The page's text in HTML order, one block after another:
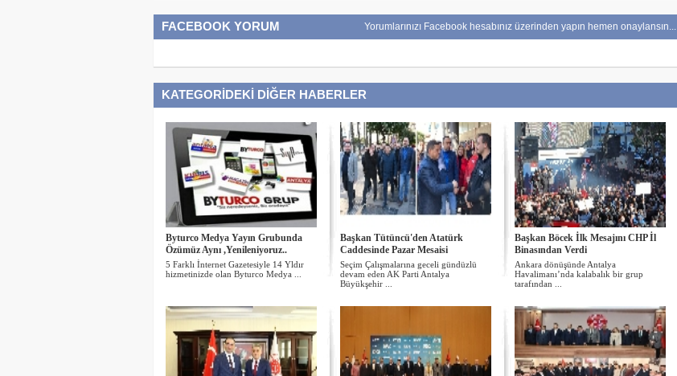
FACEBOOK YORUM Yorumlarınızı Facebook hesabınız üzerinden yapın hemen onaylansın...
KATEGORİDEKİ DİĞER HABERLER
Byturco Medya Yayın Grubunda
Özümüz Aynı ,Yenileniyoruz..
5 Farklı İnternet Gazetesiyle 14 Yldır
hizmetinizde olan Byturco Medya ...
Başkan Tütüncü'den Atatürk
Caddesinde Pazar Mesaisi
Seçim Çalışmalarına geceli gündüzlü
devam eden AK Parti Antalya
Büyükşehir ...
Başkan Böcek İlk Mesajını CHP İl
Binasından Verdi
Ankara dönüşünde Antalya
Havalimanı’nda kalabalık bir grup
tarafından ...